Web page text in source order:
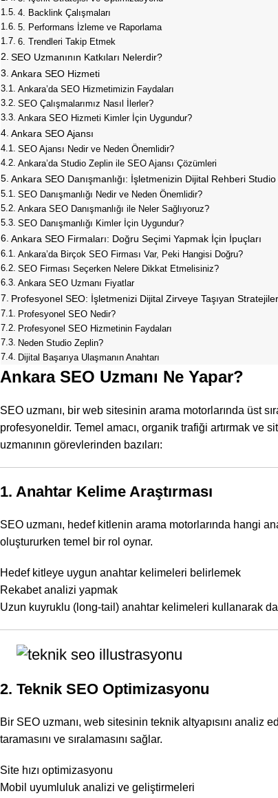
4. Backlink Çalışmaları
5. Performans İzleme ve Raporlama
6. Trendleri Takip Etmek
SEO Uzmanının Katkıları Nelerdir?
Ankara SEO Hizmeti
Ankara’da SEO Hizmetimizin Faydaları
SEO Çalışmalarımız Nasıl İlerler?
Ankara SEO Hizmeti Kimler İçin Uygundur?
Ankara SEO Ajansı
SEO Ajansı Nedir ve Neden Önemlidir?
Ankara’da Studio Zeplin ile SEO Ajansı Çözümleri
Ankara SEO Danışmanlığı: İşletmenizin Dijital Rehberi
SEO Danışmanlığı Nedir ve Neden Önemlidir?
Ankara SEO Danışmanlığı ile Neler Sağlıyoruz?
SEO Danışmanlığı Kimler İçin Uygundur?
Ankara SEO Firmaları: Doğru Seçimi Yapmak İçin İpuçları
Ankara’da Birçok SEO Firması Var, Peki Hangisi Doğru?
SEO Firması Seçerken Nelere Dikkat Etmelisiniz?
Ankara SEO Uzmanı Fiyatlar
Profesyonel SEO: İşletmenizi Dijital Zirveye Taşıyan Stratejiler
Profesyonel SEO Nedir?
Profesyonel SEO Hizmetinin Faydaları
Neden Studio Zeplin?
Dijital Başarıya Ulaşmanın Anahtarı
Ankara SEO Uzmanı Ne Yapar?
SEO uzmanı, bir web sitesinin arama motorlarında üst
profesyoneldir. Temel amacı, organik trafiği artırmak ve
uzmanının görevlerinden bazıları:
1. Anahtar Kelime Araştırması
SEO uzmanı, hedef kitlenin arama motorlarında hangi
oluştururken temel bir rol oynar.
Hedef kitleye uygun anahtar kelimeleri belirlemek
Rekabet analizi yapmak
Uzun kuyruklu (long-tail) anahtar kelimeleri kullanarak
2. Teknik SEO Optimizasyonu
Bir SEO uzmanı, web sitesinin teknik altyapısını analiz
taramasını ve sıralamasını sağlar.
Site hızı optimizasyonu
Mobil uyumluluk analizi ve geliştirmeleri